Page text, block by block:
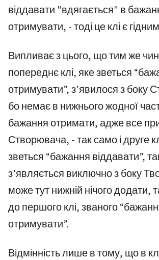
віддавати "вдягається" в
отримувати, - тоді це клі є
Випливає з цього, що тим же
попереднє клі, яке зветься
отримувати”, з’явилося з боку
бо немає в нижнього жодної
бажання отримати, адже все
Створювача, - так само і друге
зветься “бажання віддавати”,
з’являється виключно з боку
може тут нижній нічого додати,
до першого клі, званого
отримувати”.
Відмінність лише в тому, що в